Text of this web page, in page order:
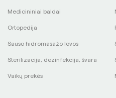
Medicininiai baldai
Ortopedija
Sauso hidromasažo lovos
Sterilizacija, dezinfekcija, švara
Vaikų prekės